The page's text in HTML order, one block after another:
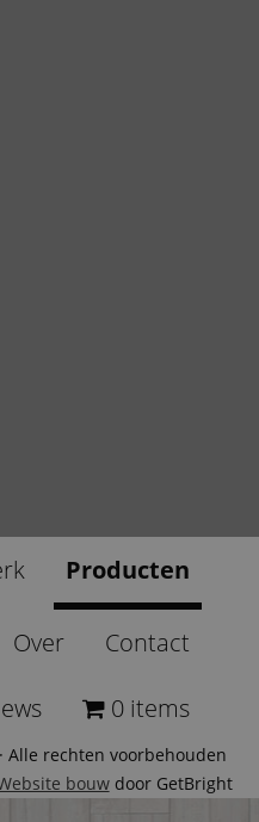
Producten
Over Contact
0 items
Alle rechten voorbehouden
bouwdoor GetBright